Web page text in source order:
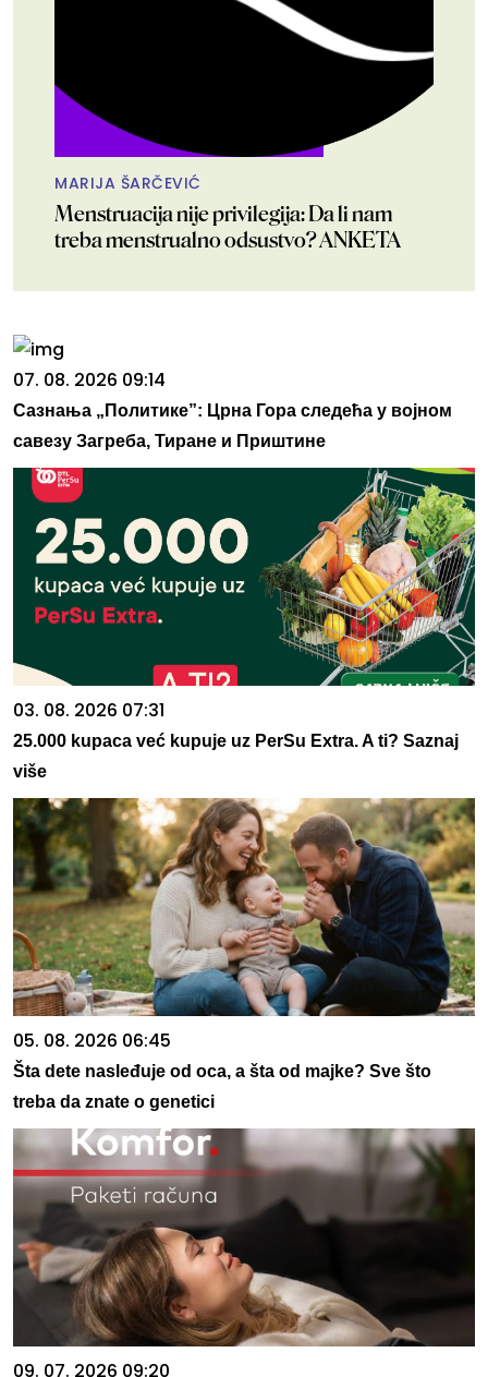
MARIJA ŠARČEVIĆ
Menstruacija nije privilegija: Da li nam
treba menstrualno odsustvo? ANKETA
07. 08. 2026 09:14
Сазнања „Политике”: Црна Гора следећа у војном
савезу Загреба, Тиране и Приштине
03. 08. 2026 07:31
25.000 kupaca već kupuje uz PerSu Extra. A ti? Saznaj
više
05. 08. 2026 06:45
Šta dete nasleđuje od oca, a šta od majke? Sve što
treba da znate o genetici
09. 07. 2026 09:20